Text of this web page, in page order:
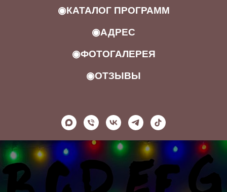
◉КАТАЛОГ ПРОГРАММ
◉АДРЕС
◉ФОТОГАЛЕРЕЯ
◉ОТЗЫВЫ